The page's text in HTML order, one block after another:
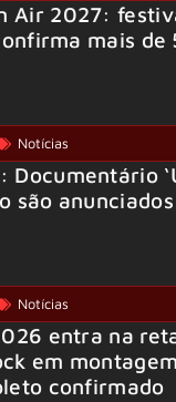
Air 2027:
mais de
Notícias
Documentário
são anunciados
Notícias
entra na
em
confirmado